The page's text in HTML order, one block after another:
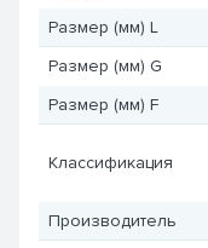
Размер (мм) L
Размер (мм) G
Размер (мм) F
Классификация
Производитель